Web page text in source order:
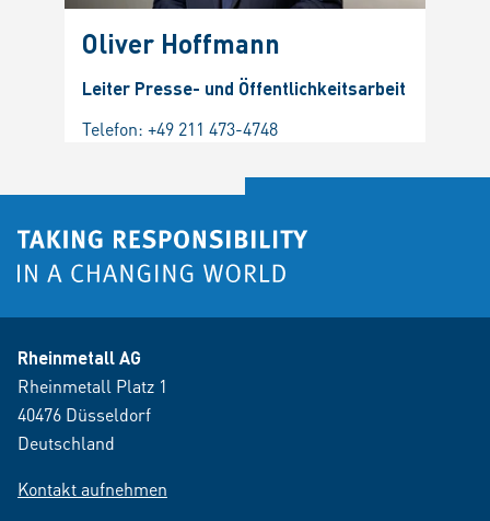
Oliver Hoffmann
Leiter Presse- und Öffentlichkeitsarbeit
Telefon: +49 211 473-4748
Rheinmetall AG
Rheinmetall Platz 1
40476 Düsseldorf
Deutschland
Kontakt aufnehmen